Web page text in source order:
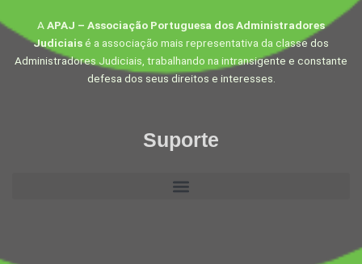
A APAJ – Associação Portuguesa dos Administradores
Judiciaisé a associação mais representativa da classe dos
Administradores Judiciais, trabalhando na intransigente e constante
defesa dos seus direitos e interesses.
Suporte